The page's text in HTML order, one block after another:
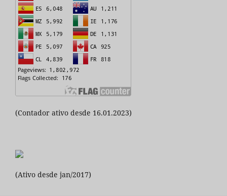
(Contador ativo desde 16.01.2023)
(Ativo desde jan/2017)